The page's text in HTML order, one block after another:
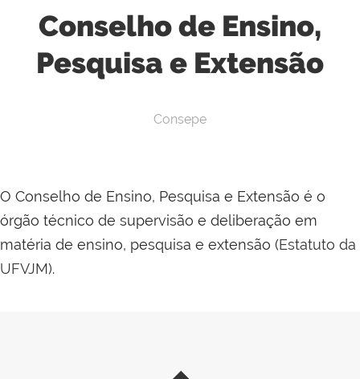
Conselho de Ensino,
Pesquisa e Extensão
Consepe
O Conselho de Ensino, Pesquisa e Extensão é o
órgão técnico de supervisão e deliberação em
matéria de ensino, pesquisa e extensão (Estatuto da
UFVJM).